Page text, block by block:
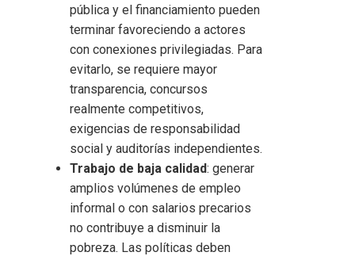
pública y el financiamiento pueden
terminar favoreciendo a actores
con conexiones privilegiadas. Para
evitarlo, se requiere mayor
transparencia, concursos
realmente competitivos,
exigencias de responsabilidad
social y auditorías independientes.
Trabajo de baja calidad: generar
amplios volúmenes de empleo
informal o con salarios precarios
no contribuye a disminuir la
pobreza. Las políticas deben